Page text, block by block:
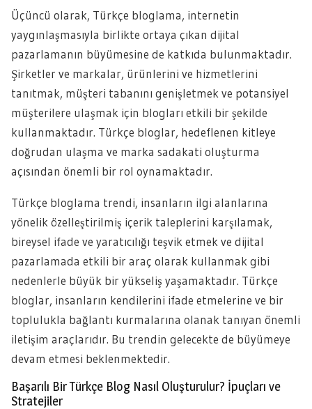
Üçüncü olarak, Türkçe bloglama, internetin
yaygınlaşmasıyla birlikte ortaya çıkan dijital
pazarlamanın büyümesine de katkıda bulunmaktadır.
Şirketler ve markalar, ürünlerini ve hizmetlerini
tanıtmak, müşteri tabanını genişletmek ve potansiyel
müşterilere ulaşmak için blogları etkili bir şekilde
kullanmaktadır. Türkçe bloglar, hedeflenen kitleye
doğrudan ulaşma ve marka sadakati oluşturma
açısından önemli bir rol oynamaktadır.
Türkçe bloglama trendi, insanların ilgi alanlarına
yönelik özelleştirilmiş içerik taleplerini karşılamak,
bireysel ifade ve yaratıcılığı teşvik etmek ve dijital
pazarlamada etkili bir araç olarak kullanmak gibi
nedenlerle büyük bir yükseliş yaşamaktadır. Türkçe
bloglar, insanların kendilerini ifade etmelerine ve bir
toplulukla bağlantı kurmalarına olanak tanıyan önemli
iletişim araçlarıdır. Bu trendin gelecekte de büyümeye
devam etmesi beklenmektedir.
Başarılı Bir Türkçe Blog Nasıl Oluşturulur? İpuçları ve
Stratejiler